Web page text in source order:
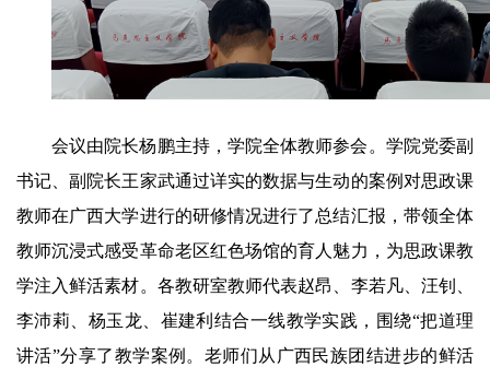
会议由院长杨鹏主持，学院全体教师参会。学院党委副
书记、副院长王家武通过详实的数据与生动的案例对思政课
教师在广西大学进行的研修情况进行了总结汇报，带领全体
教师沉浸式感受革命老区红色场馆的育人魅力，为思政课教
学注入鲜活素材。各教研室教师代表赵昂、李若凡、汪钊、
李沛莉、杨玉龙、崔建利结合一线教学实践，围绕“把道理
讲活”分享了教学案例。老师们从广西民族团结进步的鲜活